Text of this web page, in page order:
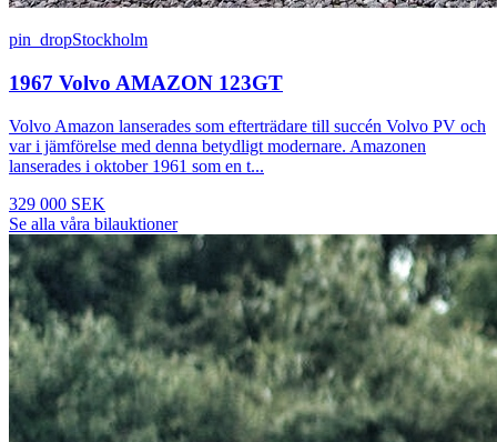
pin_dropStockholm
1967 Volvo AMAZON 123GT
Volvo Amazon lanserades som efterträdare till succén Volvo PV och
var i jämförelse med denna betydligt modernare. Amazonen
lanserades i oktober 1961 som en t...
329 000 SEK
Se alla våra bilauktioner